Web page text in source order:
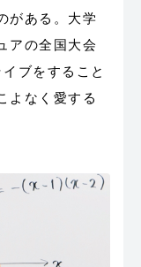
がある。大学
アの全国大会
ブをすること
よなく愛する